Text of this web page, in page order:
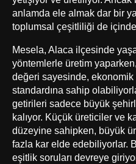
anlamda ele almak dar bir
toplumsal çeşitliliği de içinde
Mesela, Alaca ilçesinde
yöntemlerle üretim
değeri sayesinde,
standardına sahip
getirileri sadece büyük
kalıyor. Küçük üreticiler ve
düzeyine sahipken, büyük
fazla kar elde edebiliyorlar.
eşitlik soruları devreye